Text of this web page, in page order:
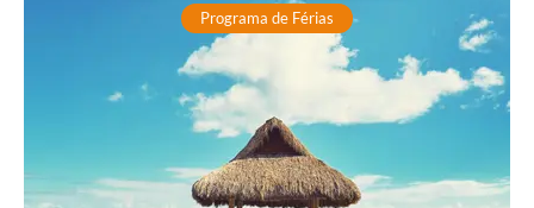
Programa de Férias